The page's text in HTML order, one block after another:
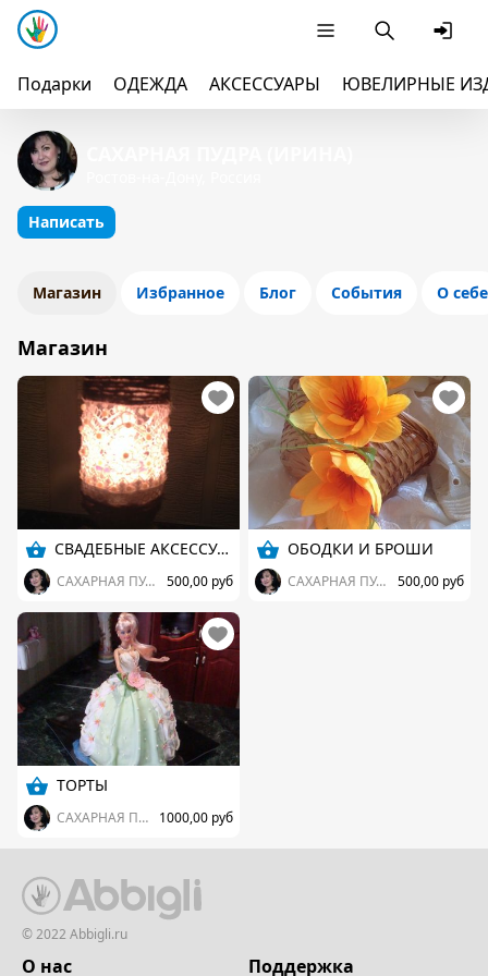
Подарки ОДЕЖДА АКСЕССУАРЫ ЮВЕЛИРНЫЕ
Написать
Магазин Избранное Блог События О себе
Магазин
СВАДЕБНЫЕ АКСЕССУАРЫ
САХАРНАЯ ПУДРА (ИРИНА) 500,00 руб
ОБОДКИ И БРОШИ
САХАРНАЯ ПУДРА (ИРИНА) 500,00 руб
ТОРТЫ
САХАРНАЯ ПУДРА (ИРИНА) 1000,00 руб
© 2022 Abbigli.ru
О нас Поддержка